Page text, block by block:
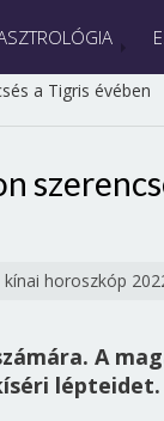
a Tigris évében
kínai horoszkóp
A
lépteidet.